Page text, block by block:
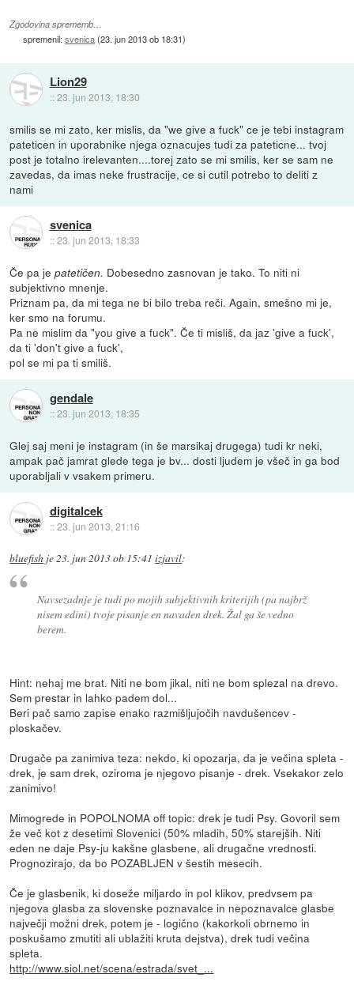
Zgodovina sprememb…
spremenil:svenica(23. jun 2013 ob 18:31)
Lion29
::23. jun 2013, 18:30
smilis se mi zato, ker mislis, da "we give a fuck" ce je tebi instagram
pateticen in uporabnike njega oznacujes tudi za pateticne... tvoj
post je totalno irelevanten....torej zato se mi smilis, ker se sam ne
zavedas, da imas neke frustracije, ce si cutil potrebo to deliti z
nami
svenica
::23. jun 2013, 18:33
Če pa jepatetičen. Dobesedno zasnovan je tako. To niti ni
subjektivno mnenje.
Priznam pa, da mi tega ne bi bilo treba reči. Again, smešno mi je,
ker smo na forumu.
Pa ne mislim da "you give a fuck". Če ti misliš, da jaz 'give a fuck',
da ti 'don't give a fuck',
pol se mi pa ti smiliš.
gendale
::23. jun 2013, 18:35
Glej saj meni je instagram (in še marsikaj drugega) tudi kr neki,
ampak pač jamrat glede tega je bv... dosti ljudem je všeč in ga bod
uporabljali v vsakem primeru.
digitalcek
::23. jun 2013, 21:16
bluefish je23. jun 2013 ob 15:41 izjavil:
Navsezadnje je tudi po mojih subjektivnih kriterijih (pa najbrž
nisem edini) tvoje pisanje en navaden drek. Žal ga še vedno
berem.
Hint: nehaj me brat. Niti ne bom jikal, niti ne bom splezal na drevo.
Sem prestar in lahko padem dol...
Beri pač samo zapise enako razmišljujočih navdušencev -
ploskačev.
Drugače pa zanimiva teza: nekdo, ki opozarja, da je večina spleta -
drek, je sam drek, oziroma je njegovo pisanje - drek. Vsekakor zelo
zanimivo!
Mimogrede in POPOLNOMA off topic: drek je tudi Psy. Govoril sem
že več kot z desetimi Slovenici (50% mladih, 50% starejših. Niti
eden ne daje Psy-ju kakšne glasbene, ali drugačne vrednosti.
Prognozirajo, da bo POZABLJEN v šestih mesecih.
Če je glasbenik, ki doseže miljardo in pol klikov, predvsem pa
njegova glasba za slovenske poznavalce in nepoznavalce glasbe
največji možni drek, potem je - logično (kakorkoli obrnemo in
poskušamo zmutiti ali ublažiti kruta dejstva), drek tudi večina
spleta.
http://www.siol.net/scena/estrada/svet_...